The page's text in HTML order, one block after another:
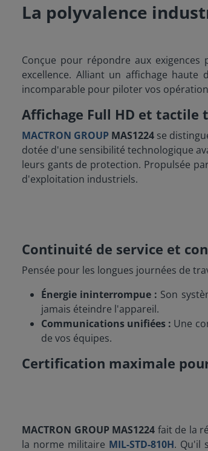
La polyvalence
Conçue pour répondre aux
excellence. Alliant un affichage
incomparable pour piloter vos
Affichage Full HD et tactile
MACTRON GROUP MAS1224 se
dotée d'une sensibilité technologique
leurs gants de protection. Propulsée
d'exploitation industriels.
Continuité de service et
Pensée pour les longues journées de
Énergie ininterrompue : Son
jamais éteindre l'appareil.
Communications unifiées : Une
de vos équipes.
Certification maximale
MACTRON GROUP MAS1224 fait de la
la norme militaire MIL-STD-810H. Qu'il